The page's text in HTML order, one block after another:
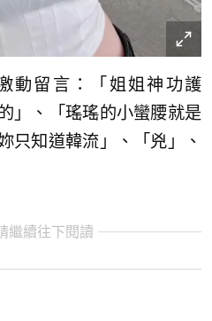
動留言：「姐姐神功護
」、「瑤瑤的小蠻腰就是
只知道韓流」、「兇」、
繼續往下閱讀